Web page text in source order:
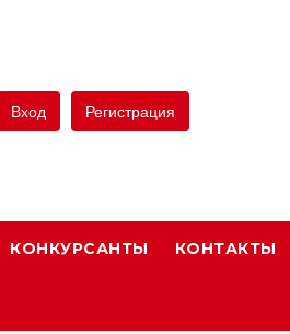
Вход Регистрация
КОНКУРСАНТЫ КОНТАКТЫ